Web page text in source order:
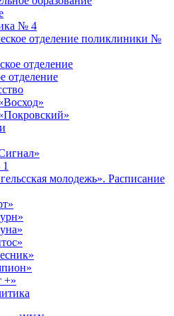
№ 4
отделение поликлиники №
отделение
отделение
молодежь». Расписание
+»